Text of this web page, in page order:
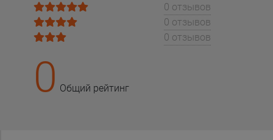
0 отзывов
0 отзывов
0 отзывов
0 Общий рейтинг